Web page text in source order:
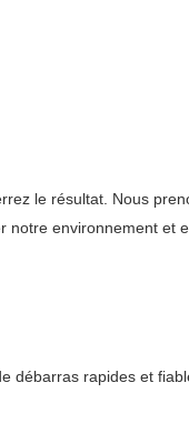
le résultat. Nous
environnement et
débarras rapides et